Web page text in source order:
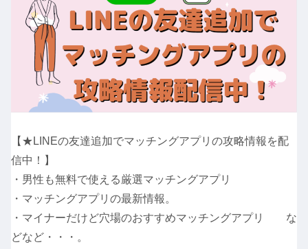
【★LINEの友達追加でマッチングアプリの攻略情報を配
信中！】
・男性も無料で使える厳選マッチングアプリ
・マッチングアプリの最新情報。
・マイナーだけど穴場のおすすめマッチングアプリ な
どなど・・・。